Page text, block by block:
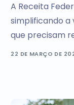
A Receita
simplificando a
que precisam
22 DE MARÇO DE